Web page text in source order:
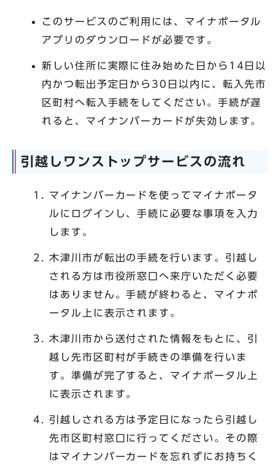
このサービスのご利用には、マイナポータル
アプリのダウンロードが必要です。
新しい住所に実際に住み始めた日から14日以
内かつ転出予定日から30日以内に、転入先市
区町村へ転入手続をしてください。手続が遅
れると、マイナンバーカードが失効します。
引越しワンストップサービスの流れ
マイナンバーカードを使ってマイナポータ
ルにログインし、手続に必要な事項を入力
します。
木津川市が転出の手続を行います。引越し
される方は市役所窓口へ来庁いただく必要
はありません。手続が終わると、マイナポ
ータル上に表示されます。
木津川市から送付された情報をもとに、引
越し先市区町村が手続きの準備を行いま
す。準備が完了すると、マイナポータル上
に表示されます。
引越しされる方は予定日になったら引越し
先市区町村窓口に行ってください。その際
はマイナンバーカードを忘れずにお持ちく